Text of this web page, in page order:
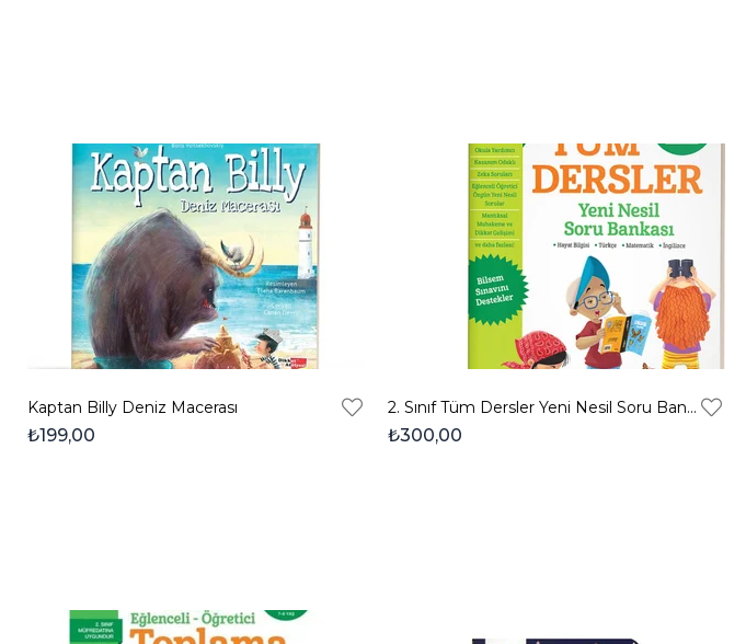
Kaptan Billy Deniz Macerası
₺199,00
2. Sınıf Tüm Dersler Yeni Nesil Soru Bankası
₺300,00